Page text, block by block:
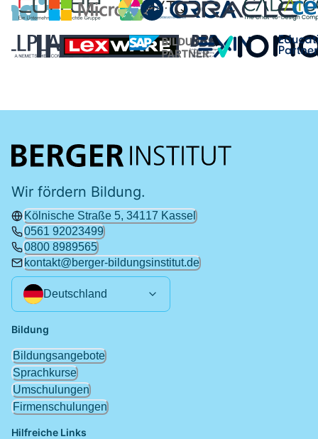
Wir fördern Bildung.
Kölnische Straße 5, 34117 Kassel
0561 92023499
0800 8989565
kontakt@berger-bildungsinstitut.de
Deutschland
Hilfreiche Links
Bildung
Bildungsangebote
Sprachkurse
Umschulungen
Firmenschulungen